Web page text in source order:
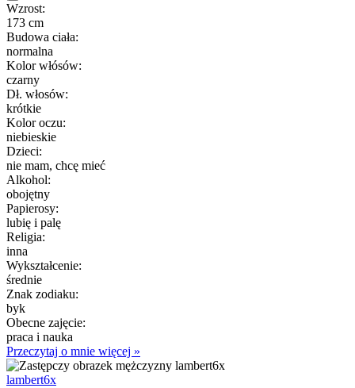
Wzrost:
173 cm
Budowa ciała:
normalna
Kolor włósów:
czarny
Dł. włosów:
krótkie
Kolor oczu:
niebieskie
Dzieci:
nie mam, chcę mieć
Alkohol:
obojętny
Papierosy:
lubię i palę
Religia:
inna
Wykształcenie:
średnie
Znak zodiaku:
byk
Obecne zajęcie:
praca i nauka
Przeczytaj o mnie więcej »
lambert6x